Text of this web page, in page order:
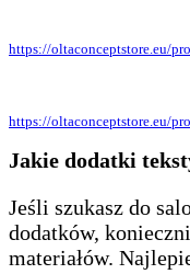
https://oltaconceptstore.eu/
https://oltaconceptstore.eu/
Jakie dodatki
Jeśli szukasz do
dodatków,
materiałów.